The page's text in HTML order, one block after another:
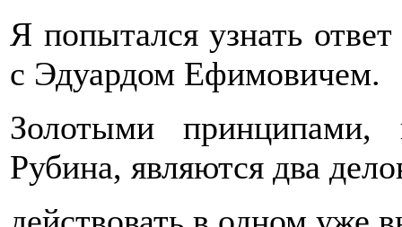
Я попытался узнать
с Эдуардом Ефимовичем.
Золотыми принципами,
Рубина, являются два